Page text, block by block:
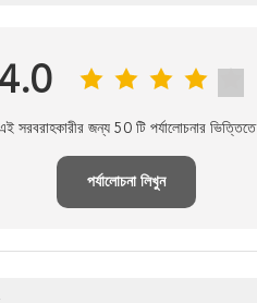
4.0
সরবরাহকারীর জন্য 50 টি পর্যালোচনার ভিত্তিতে
পর্যালোচনা লিখুন